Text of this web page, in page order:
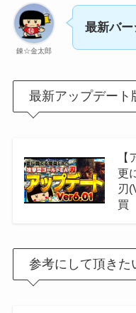
錬☆金太郎
最新バー
最新アップデート
更
刃
買
参考にして頂きた